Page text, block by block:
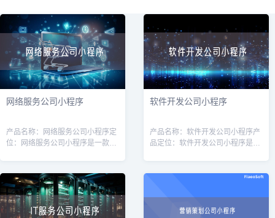
网络服务公司小程序
产品名称：网络服务公司小程序定
位：网络服务公司小程序是一款针
工具，旨在帮助公司提高效率、增
强客户体验
软件开发公司小程序
产品名称：软件开发公司小程序产
品定位：软件开发公司小程序是一
效率和客户管理能力。通过该小程